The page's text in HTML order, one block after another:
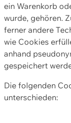
ein Warenkorb
wurde, gehören.
ferner andere
wie Cookies
anhand
gespeichert
Die folgenden
unterschieden: